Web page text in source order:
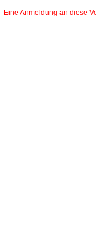
Eine Anmeldung an diese